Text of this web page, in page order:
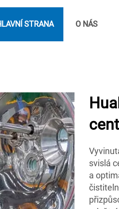
STRANA O NÁS
svislá
a